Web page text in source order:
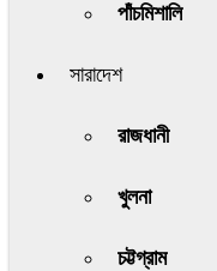
পাঁচমিশালি
সারাদেশ
রাজধানী
খুলনা
চট্টগ্রাম